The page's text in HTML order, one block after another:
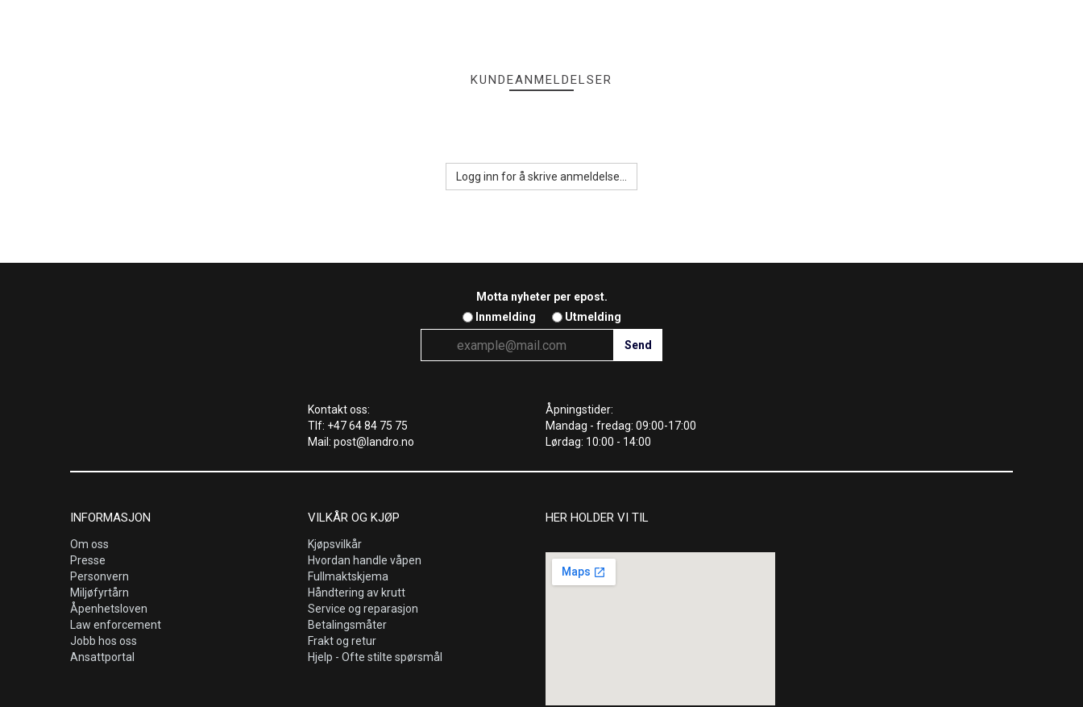
KUNDEANMELDELSER
Logg inn for å skrive anmeldelse...
Motta nyheter per epost.
Innmelding
Utmelding
Kontakt oss:
Tlf: +47 64 84 75 75
Mail: post@landro.no
Åpningstider:
Mandag - fredag: 09:00-17:00
Lørdag: 10:00 - 14:00
INFORMASJON
Om oss
Presse
Personvern
Miljøfyrtårn
Åpenhetsloven
Law enforcement
Jobb hos oss
Ansattportal
VILKÅR OG KJØP
Kjøpsvilkår
Hvordan handle våpen
Fullmaktskjema
Håndtering av krutt
Service og reparasjon
Betalingsmåter
Frakt og retur
Hjelp - Ofte stilte spørsmål
HER HOLDER VI TIL